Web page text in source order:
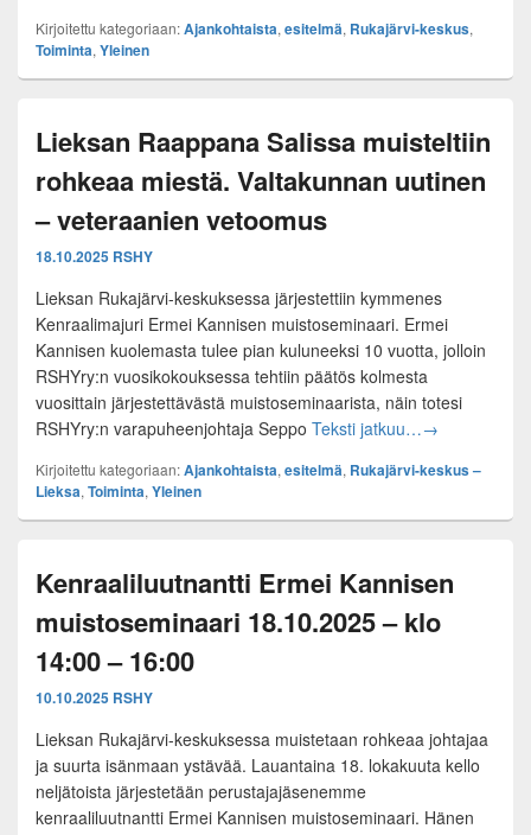
Kirjoitettu kategoriaan:Ajankohtaista, esitelmä, Rukajärvi-keskus,
Toiminta, Yleinen
Lieksan Raappana Salissa muisteltiin
rohkeaa miestä. Valtakunnan uutinen
– veteraanien vetoomus
18.10.2025 RSHY
Lieksan Rukajärvi-keskuksessa järjestettiin kymmenes
Kenraalimajuri Ermei Kannisen muistoseminaari. Ermei
Kannisen kuolemasta tulee pian kuluneeksi 10 vuotta, jolloin
RSHYry:n vuosikokouksessa tehtiin päätös kolmesta
vuosittain järjestettävästä muistoseminaarista, näin totesi
RSHYry:n varapuheenjohtaja Seppo Teksti jatkuu…Lieksan
→
Kirjoitettu kategoriaan:Ajankohtaista, esitelmä, Rukajärvi-keskus –
Lieksa, Toiminta, Yleinen
Kenraaliluutnantti Ermei Kannisen
muistoseminaari 18.10.2025 – klo
14:00 – 16:00
10.10.2025 RSHY
Lieksan Rukajärvi-keskuksessa muistetaan rohkeaa johtajaa
ja suurta isänmaan ystävää. Lauantaina 18. lokakuuta kello
neljätoista järjestetään perustajajäsenemme
kenraaliluutnantti Ermei Kannisen muistoseminaari. Hänen